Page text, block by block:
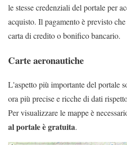
le stesse credenziali del portale per
acquisto. Il pagamento è previsto
carta di credito o bonifico bancario.
Carte aeronautiche
L'aspetto più importante del portale
ora più precise e ricche di dati
Per visualizzare le mappe è
al portale è gratuita.